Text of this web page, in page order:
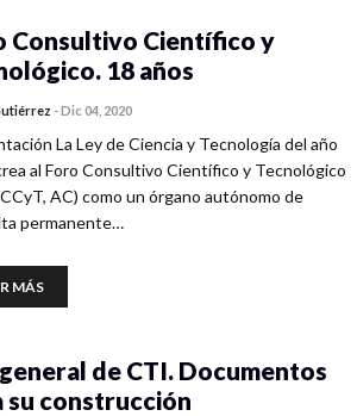
Consultivo Científico y
18 años
-Dic 04, 2020
La Ley de Ciencia y Tecnología del año
al Foro Consultivo Científico y Tecnológico
AC) como un órgano autónomo de
permanente…
MÁS
de CTI. Documentos
su construcción